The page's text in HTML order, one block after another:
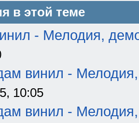
в этой теме
- Мелодия,
винил -
10:05
винил -